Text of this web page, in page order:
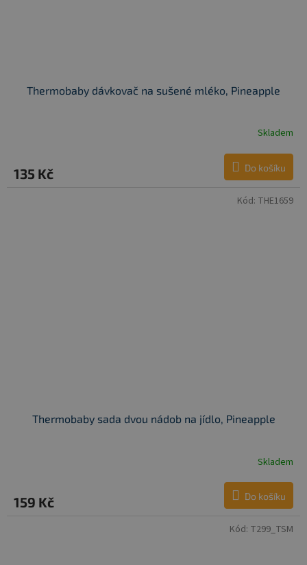
Thermobaby dávkovač na sušené mléko, Pineapple
Skladem
135 Kč Do košíku
Thermobaby sada dvou nádob na jídlo, Pineapple
Skladem
159 Kč Do košíku
Kód: THE1659
Kód: T299_TSM